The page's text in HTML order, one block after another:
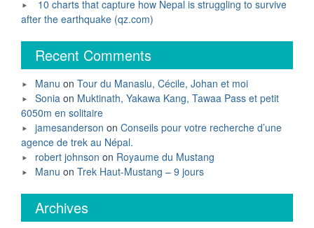
10 charts that capture how Nepal is struggling to survive
after the earthquake (qz.com)
Recent Comments
Manu on Tour du Manaslu, Cécile, Johan et moi
Sonia on Muktinath, Yakawa Kang, Tawaa Pass et petit
6050m en solitaire
jamesanderson on Conseils pour votre recherche d’une
agence de trek au Népal.
robert johnson on Royaume du Mustang
Manu on Trek Haut-Mustang – 9 jours
Archives